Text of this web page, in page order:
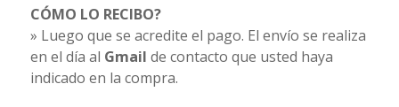
CÓMO LO RECIBO?
» Luego que se acredite el pago. El envío se realiza
en el día al Gmail de contacto que usted haya
indicado en la compra.